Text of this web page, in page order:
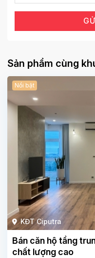
Sản phẩm cùng
KĐT Ciputra
Nổi bật
Bán căn hộ tầng
chất lượng cao